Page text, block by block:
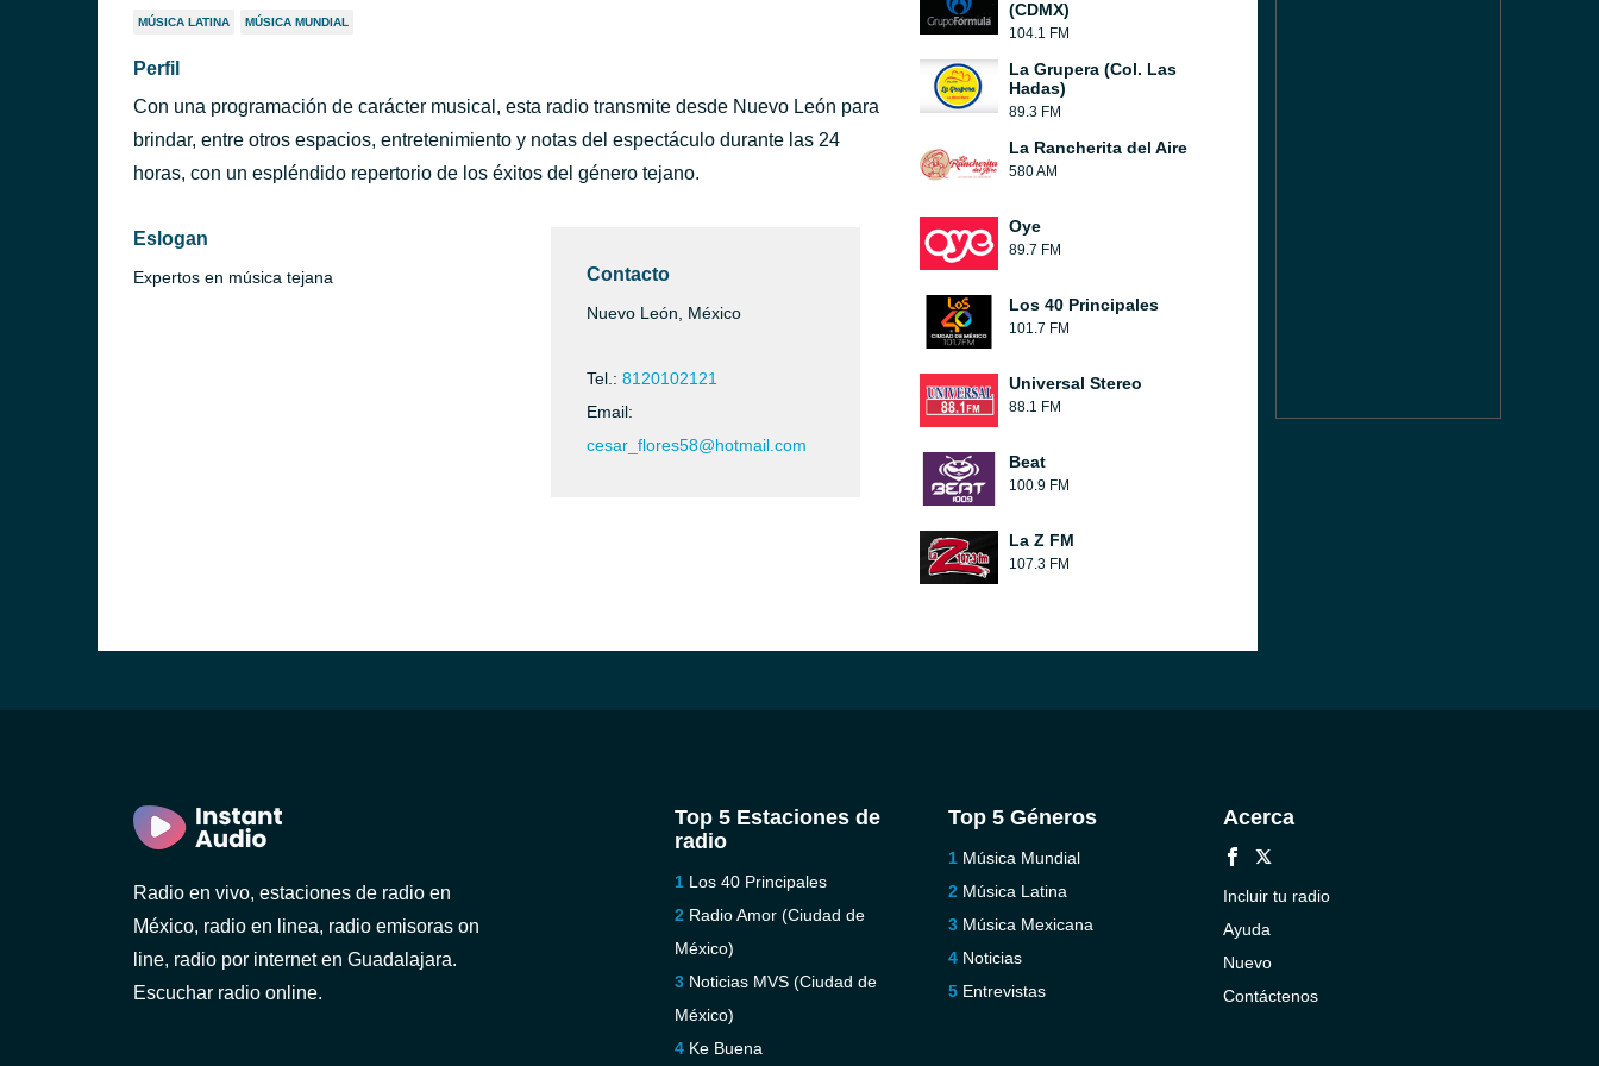
MÚSICA LATINA MÚSICA MUNDIAL
Perfil
Con una programación de carácter musical, esta radio transmite desde Nuevo León para
brindar, entre otros espacios, entretenimiento y notas del espectáculo durante las 24
horas, con un espléndido repertorio de los éxitos del género tejano.
Eslogan
Expertos en música tejana Contacto
Nuevo León, México
Tel.: 8120102121
Email:
cesar_flores58@hotmail.com
(CDMX)
104.1 FM
La Grupera (Col. Las
Hadas)
89.3 FM
La Rancherita del Aire
580 AM
Oye
89.7 FM
Los 40 Principales
101.7 FM
Universal Stereo
88.1 FM
Beat
100.9 FM
La Z FM
107.3 FM
Radio en vivo, estaciones de radio en
México, radio en linea, radio emisoras on
line, radio por internet en Guadalajara.
Escuchar radio online.
Top 5 Estaciones de
radio
Los 40 Principales
Radio Amor (Ciudad de
México)
Noticias MVS (Ciudad de
México)
Ke Buena
Top 5 Géneros
Música Mundial
Música Latina
Música Mexicana
Noticias
Entrevistas
Acerca
Incluir tu radio
Ayuda
Nuevo
Contáctenos